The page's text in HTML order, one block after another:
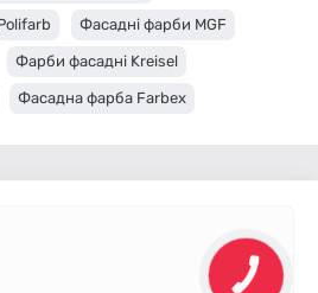
Фасадні фарби MGF
Фарби фасадні Kreisel
Фасадна фарба Farbex